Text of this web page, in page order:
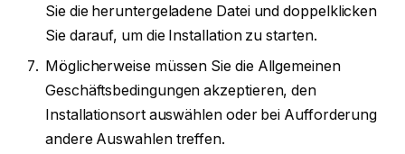
Sie die heruntergeladene Datei und doppelklicken
Sie darauf, um die Installation zu starten.
Möglicherweise müssen Sie die Allgemeinen
Geschäftsbedingungen akzeptieren, den
Installationsort auswählen oder bei Aufforderung
andere Auswahlen treffen.